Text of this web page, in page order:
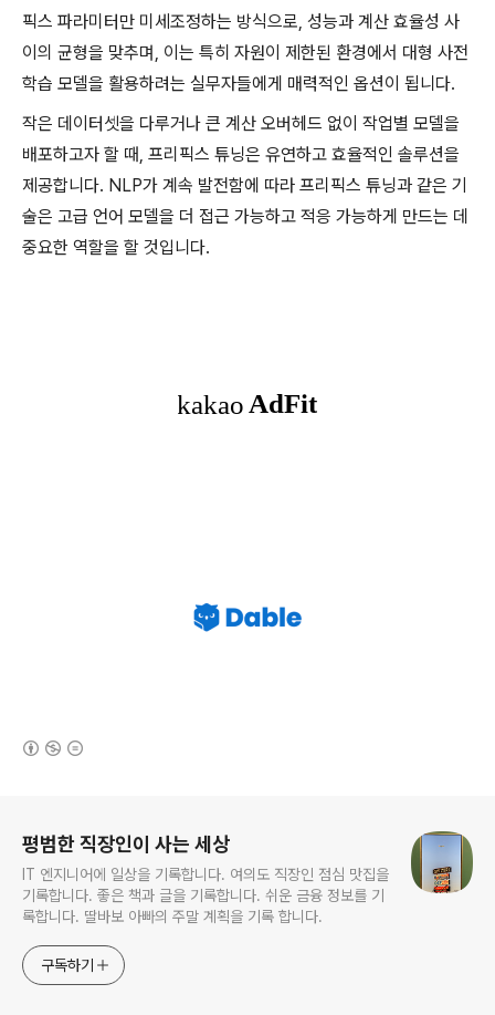
픽스 파라미터만 미세조정하는 방식으로, 성능과 계산 효율성 사
이의 균형을 맞추며, 이는 특히 자원이 제한된 환경에서 대형 사전
학습 모델을 활용하려는 실무자들에게 매력적인 옵션이 됩니다.
작은 데이터셋을 다루거나 큰 계산 오버헤드 없이 작업별 모델을
배포하고자 할 때, 프리픽스 튜닝은 유연하고 효율적인 솔루션을
제공합니다. NLP가 계속 발전함에 따라 프리픽스 튜닝과 같은 기
술은 고급 언어 모델을 더 접근 가능하고 적응 가능하게 만드는 데
중요한 역할을 할 것입니다.
평범한 직장인이 사는 세상
IT 엔지니어에 일상을 기록합니다. 여의도 직장인 점심 맛집을
기록합니다. 좋은 책과 글을 기록합니다. 쉬운 금융 정보를 기
록합니다. 딸바보 아빠의 주말 계획을 기록 합니다.
구독하기